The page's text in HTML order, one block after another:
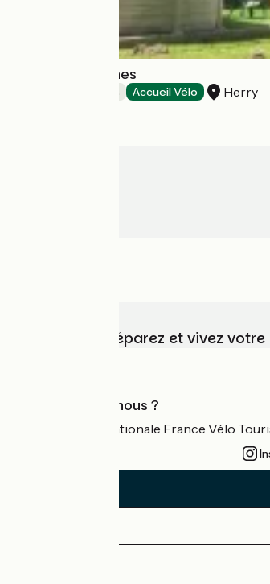
Autour des Vignes
Accueil Vélo Herry
Choisissez, préparez et vivez
Qui sommes-nous ?
L'association nationale France Vélo